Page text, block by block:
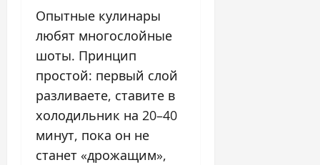
Опытные кулинары
любят многослойные
шоты. Принцип
простой: первый слой
разливаете, ставите в
холодильник на 20–40
минут, пока он не
станет «дрожащим»,